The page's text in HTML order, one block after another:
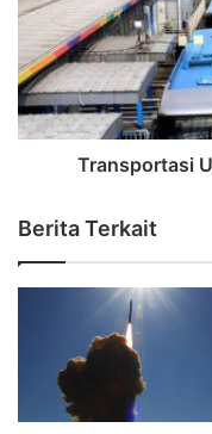
Transportasi
Berita Terkait